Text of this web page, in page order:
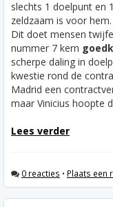
slechts 1 doelpunt en
zeldzaam is voor hem.
Dit doet mensen
nummer 7 kern
scherpe daling in
kwestie rond de
Madrid een
maar Vinicius hoopte
Lees verder
0 reacties • Plaats een